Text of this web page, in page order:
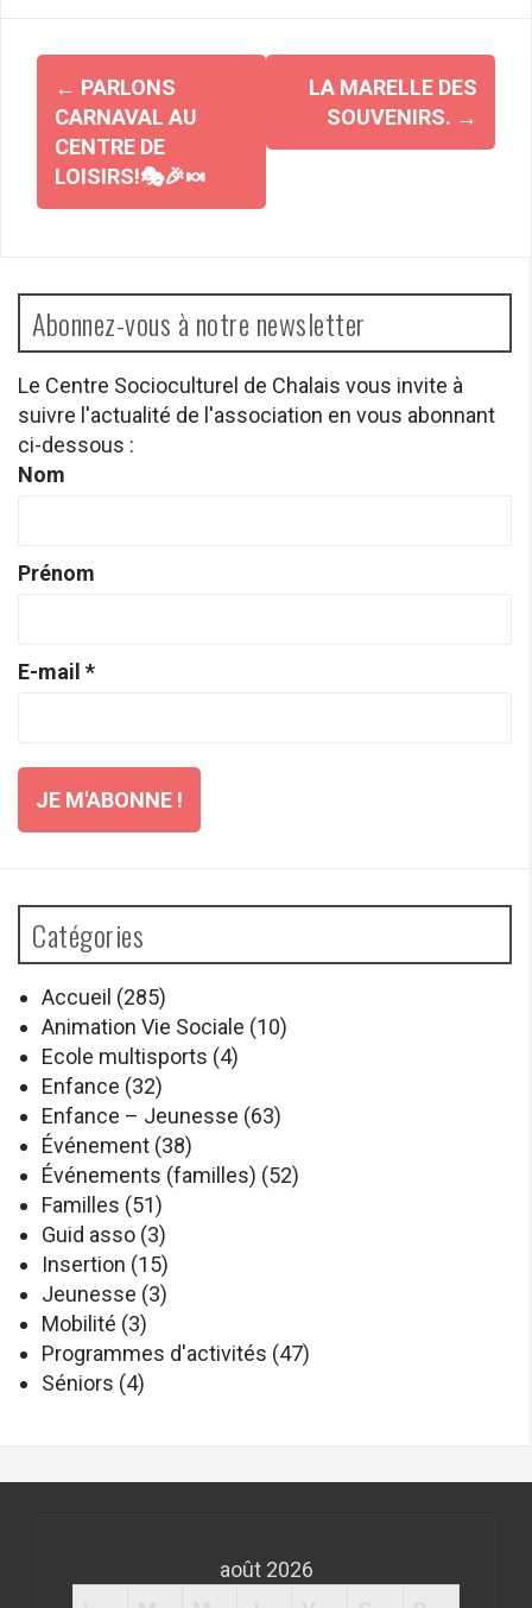
Navigation
d'article
← PARLONS
CARNAVAL AU
CENTRE DE
LOISIRS!🎭🎉🍬
LA MARELLE DES
SOUVENIRS. →
Abonnez-vous à notre newsletter
Le Centre Socioculturel de Chalais vous invite à
suivre l'actualité de l'association en vous abonnant
ci-dessous :
Nom
Prénom
E-mail *
Catégories
Accueil (285)
Animation Vie Sociale (10)
Ecole multisports (4)
Enfance (32)
Enfance – Jeunesse (63)
Événement (38)
Événements (familles) (52)
Familles (51)
Guid asso (3)
Insertion (15)
Jeunesse (3)
Mobilité (3)
Programmes d'activités (47)
Séniors (4)
août 2026